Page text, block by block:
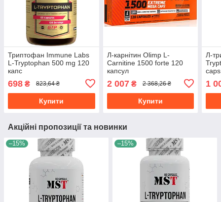
Триптофан Immune Labs
L-Tryptophan 500 mg 120
капс
698 ₴ 823,64 ₴
Купити
Л-карнітин Olimp L-
Carnitine 1500 forte 120
капсул
2 007₴ 2 368,26 ₴
Купити
Л-
caps
1
Акційні пропозиції та новинки
–15% –15%